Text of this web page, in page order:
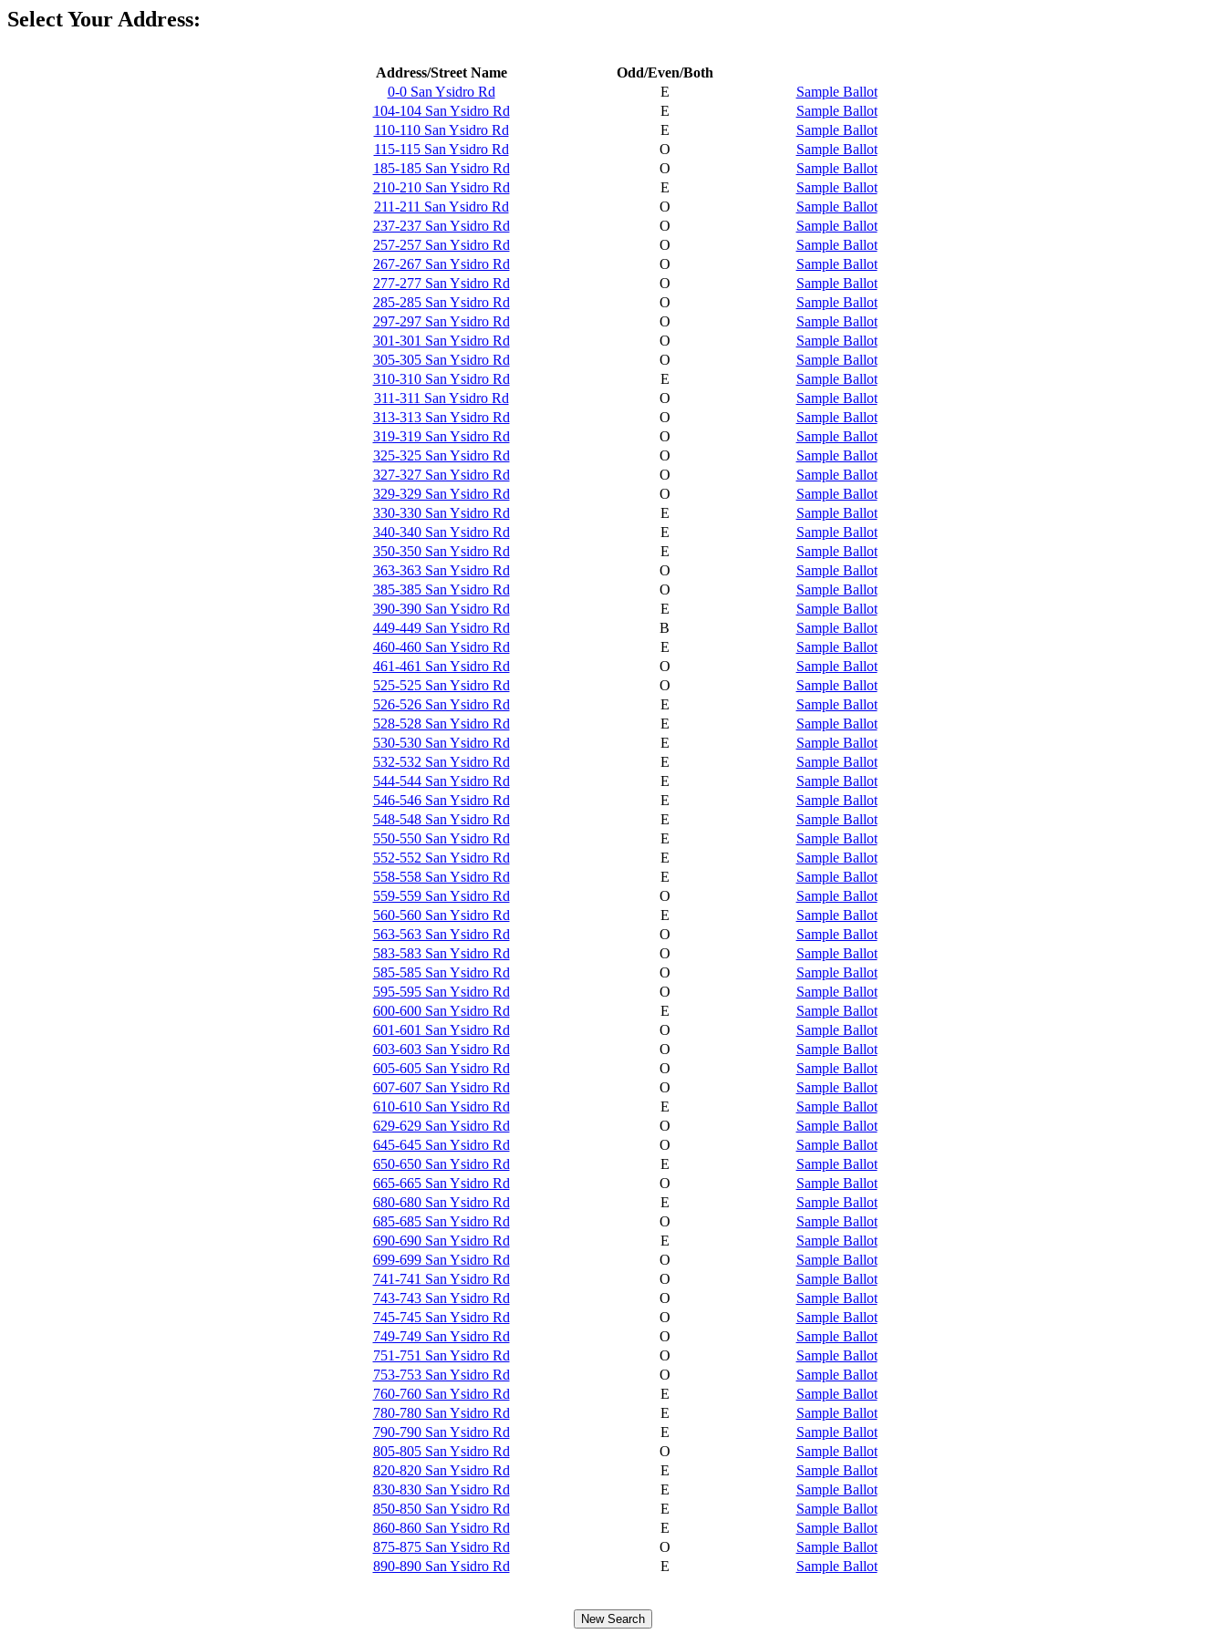
Select Your Address:
Address/Street Name
Odd/Even/Both
0-0 San Ysidro Rd
E
Sample Ballot
104-104 San Ysidro Rd
E
Sample Ballot
110-110 San Ysidro Rd
E
Sample Ballot
115-115 San Ysidro Rd
O
Sample Ballot
185-185 San Ysidro Rd
O
Sample Ballot
210-210 San Ysidro Rd
E
Sample Ballot
211-211 San Ysidro Rd
O
Sample Ballot
237-237 San Ysidro Rd
O
Sample Ballot
257-257 San Ysidro Rd
O
Sample Ballot
267-267 San Ysidro Rd
O
Sample Ballot
277-277 San Ysidro Rd
O
Sample Ballot
285-285 San Ysidro Rd
O
Sample Ballot
297-297 San Ysidro Rd
O
Sample Ballot
301-301 San Ysidro Rd
O
Sample Ballot
305-305 San Ysidro Rd
O
Sample Ballot
310-310 San Ysidro Rd
E
Sample Ballot
311-311 San Ysidro Rd
O
Sample Ballot
313-313 San Ysidro Rd
O
Sample Ballot
319-319 San Ysidro Rd
O
Sample Ballot
325-325 San Ysidro Rd
O
Sample Ballot
327-327 San Ysidro Rd
O
Sample Ballot
329-329 San Ysidro Rd
O
Sample Ballot
330-330 San Ysidro Rd
E
Sample Ballot
340-340 San Ysidro Rd
E
Sample Ballot
350-350 San Ysidro Rd
E
Sample Ballot
363-363 San Ysidro Rd
O
Sample Ballot
385-385 San Ysidro Rd
O
Sample Ballot
390-390 San Ysidro Rd
E
Sample Ballot
449-449 San Ysidro Rd
B
Sample Ballot
460-460 San Ysidro Rd
E
Sample Ballot
461-461 San Ysidro Rd
O
Sample Ballot
525-525 San Ysidro Rd
O
Sample Ballot
526-526 San Ysidro Rd
E
Sample Ballot
528-528 San Ysidro Rd
E
Sample Ballot
530-530 San Ysidro Rd
E
Sample Ballot
532-532 San Ysidro Rd
E
Sample Ballot
544-544 San Ysidro Rd
E
Sample Ballot
546-546 San Ysidro Rd
E
Sample Ballot
548-548 San Ysidro Rd
E
Sample Ballot
550-550 San Ysidro Rd
E
Sample Ballot
552-552 San Ysidro Rd
E
Sample Ballot
558-558 San Ysidro Rd
E
Sample Ballot
559-559 San Ysidro Rd
O
Sample Ballot
560-560 San Ysidro Rd
E
Sample Ballot
563-563 San Ysidro Rd
O
Sample Ballot
583-583 San Ysidro Rd
O
Sample Ballot
585-585 San Ysidro Rd
O
Sample Ballot
595-595 San Ysidro Rd
O
Sample Ballot
600-600 San Ysidro Rd
E
Sample Ballot
601-601 San Ysidro Rd
O
Sample Ballot
603-603 San Ysidro Rd
O
Sample Ballot
605-605 San Ysidro Rd
O
Sample Ballot
607-607 San Ysidro Rd
O
Sample Ballot
610-610 San Ysidro Rd
E
Sample Ballot
629-629 San Ysidro Rd
O
Sample Ballot
645-645 San Ysidro Rd
O
Sample Ballot
650-650 San Ysidro Rd
E
Sample Ballot
665-665 San Ysidro Rd
O
Sample Ballot
680-680 San Ysidro Rd
E
Sample Ballot
685-685 San Ysidro Rd
O
Sample Ballot
690-690 San Ysidro Rd
E
Sample Ballot
699-699 San Ysidro Rd
O
Sample Ballot
741-741 San Ysidro Rd
O
Sample Ballot
743-743 San Ysidro Rd
O
Sample Ballot
745-745 San Ysidro Rd
O
Sample Ballot
749-749 San Ysidro Rd
O
Sample Ballot
751-751 San Ysidro Rd
O
Sample Ballot
753-753 San Ysidro Rd
O
Sample Ballot
760-760 San Ysidro Rd
E
Sample Ballot
780-780 San Ysidro Rd
E
Sample Ballot
790-790 San Ysidro Rd
E
Sample Ballot
805-805 San Ysidro Rd
O
Sample Ballot
820-820 San Ysidro Rd
E
Sample Ballot
830-830 San Ysidro Rd
E
Sample Ballot
850-850 San Ysidro Rd
E
Sample Ballot
860-860 San Ysidro Rd
E
Sample Ballot
875-875 San Ysidro Rd
O
Sample Ballot
890-890 San Ysidro Rd
E Sample Ballot